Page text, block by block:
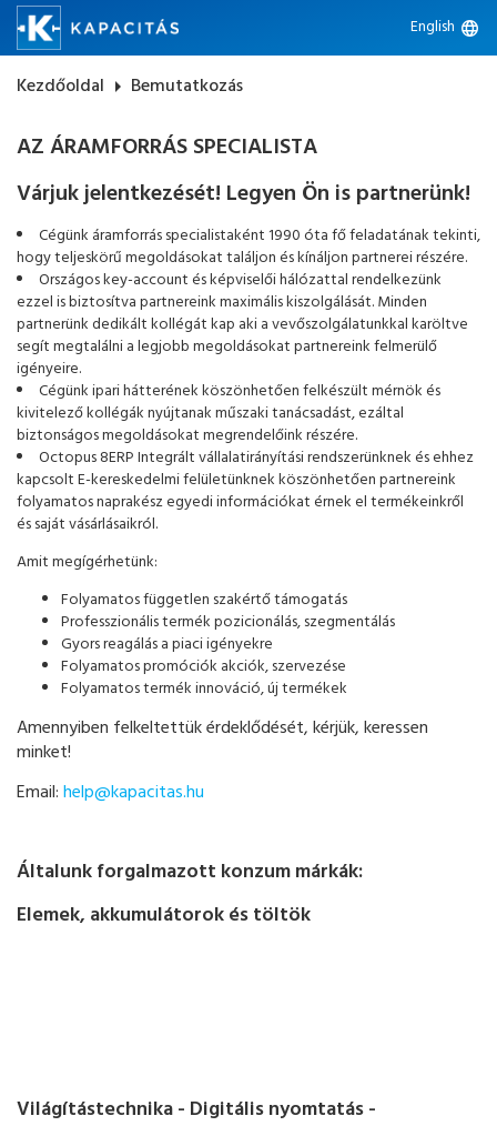
English language
Kezdőoldal arrow_right Bemutatkozás
AZ ÁRAMFORRÁS SPECIALISTA
Várjuk jelentkezését! Legyen Ön is partnerünk!
Cégünk áramforrás specialistaként 1990 óta fő feladatának tekinti,
hogy teljeskörű megoldásokat találjon és kínáljon partnerei részére.
Országos key-account és képviselői hálózattal rendelkezünk
ezzel is biztosítva partnereink maximális kiszolgálását. Minden
partnerünk dedikált kollégát kap aki a vevőszolgálatunkkal karöltve
segít megtalálni a legjobb megoldásokat partnereink felmerülő
igényeire.
Cégünk ipari hátterének köszönhetően felkészült mérnök és
kivitelező kollégák nyújtanak műszaki tanácsadást, ezáltal
biztonságos megoldásokat megrendelőink részére.
Octopus 8ERP Integrált vállalatirányítási rendszerünknek és ehhez
kapcsolt E-kereskedelmi felületünknek köszönhetően partnereink
folyamatos naprakész egyedi információkat érnek el termékeinkről
és saját vásárlásaikról.
Amit megígérhetünk:
Folyamatos független szakértő támogatás
Professzionális termék pozicionálás, szegmentálás
Gyors reagálás a piaci igényekre
Folyamatos promóciók akciók, szervezése
Folyamatos termék innováció, új termékek
Amennyiben felkeltettük érdeklődését, kérjük, keressen
minket!
Email:help@kapacitas.hu
Általunk forgalmazott konzum márkák:
Elemek, akkumulátorok és töltök
Világítástechnika - Digitális nyomtatás -